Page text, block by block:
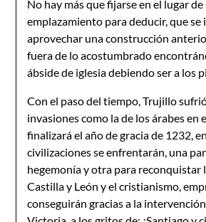
No hay más que fijarse en el lugar de
emplazamiento para deducir, que
aprovechar una construcción
fuera de lo acostumbrado
ábside de iglesia debiendo ser a los
Con el paso del tiempo, Trujillo
invasiones como la de los árabes en
finalizará el año de gracia de 1232,
civilizaciones se enfrentarán, una
hegemonía y otra para reconquistar
Castilla y León y el cristianismo,
conseguirán gracias a la